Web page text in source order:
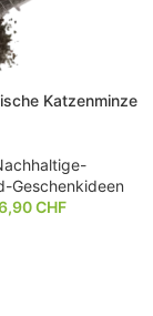
Katzenminze
Geschenkideen
CHF